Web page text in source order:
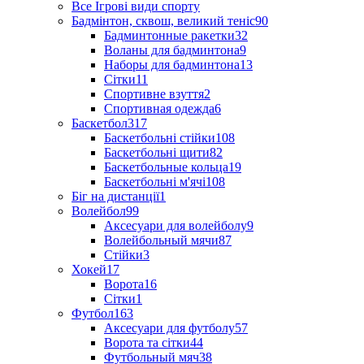
Все Ігрові види спорту
Бадмінтон, сквош, великий теніс90
Бадминтонные ракетки32
Воланы для бадминтона9
Наборы для бадминтона13
Сітки11
Спортивне взуття2
Спортивная одежда6
Баскетбол317
Баскетбольні стійки108
Баскетбольні щити82
Баскетбольные кольца19
Баскетбольні м'ячі108
Біг на дистанції1
Волейбол99
Аксесуари для волейболу9
Волейбольный мячи87
Стійки3
Хокей17
Ворота16
Сітки1
Футбол163
Аксесуари для футболу57
Ворота та сітки44
Футбольный мяч38